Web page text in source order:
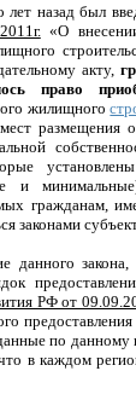
лет назад был
«О
акту,
право
жилищного
мест размещения
и
гражданам,
законами
данного
РФ от
по
в каждом